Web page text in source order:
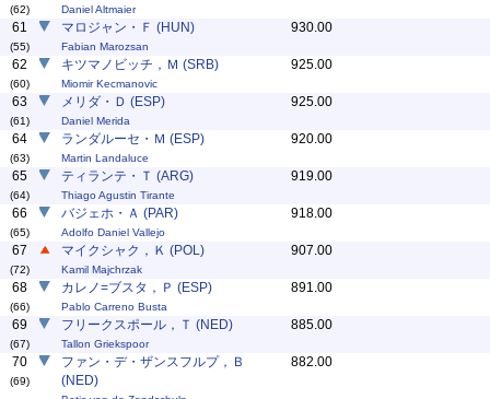
(62) Daniel Altmaier
61
(55)
マロジャン・Ｆ (HUN)
Fabian Marozsan
930.00
62
(60)
キツマノビッチ，Ｍ (SRB)
Miomir Kecmanovic
925.00
63
(61)
メリダ・Ｄ (ESP)
Daniel Merida
925.00
64
(63)
ランダルーセ・Ｍ (ESP)
Martin Landaluce
920.00
65
(64)
ティランテ・Ｔ (ARG)
Thiago Agustin Tirante
919.00
66
(65)
バジェホ・Ａ (PAR)
Adolfo Daniel Vallejo
918.00
67
(72)
マイクシャク，Ｋ (POL)
Kamil Majchrzak
907.00
68
(66)
カレノ=ブスタ，Ｐ (ESP)
Pablo Carreno Busta
891.00
69
(67)
フリークスポール，Ｔ (NED)
Tallon Griekspoor
885.00
70
(69)
ファン・デ・ザンスフルプ，Ｂ
(NED)
882.00